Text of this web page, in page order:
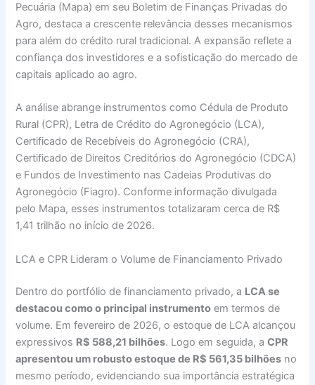
Pecuária (Mapa) em seu Boletim de Finanças Privadas do
Agro, destaca a crescente relevância desses mecanismos
para além do crédito rural tradicional. A expansão reflete a
confiança dos investidores e a sofisticação do mercado de
capitais aplicado ao agro.
A análise abrange instrumentos como Cédula de Produto
Rural (CPR), Letra de Crédito do Agronegócio (LCA),
Certificado de Recebíveis do Agronegócio (CRA),
Certificado de Direitos Creditórios do Agronegócio (CDCA)
e Fundos de Investimento nas Cadeias Produtivas do
Agronegócio (Fiagro). Conforme informação divulgada
pelo Mapa, esses instrumentos totalizaram cerca de R$
1,41 trilhão no início de 2026.
LCA e CPR Lideram o Volume de Financiamento Privado
Dentro do portfólio de financiamento privado, a LCA se
destacou como o principal instrumento em termos de
volume. Em fevereiro de 2026, o estoque de LCA alcançou
expressivos R$ 588,21 bilhões. Logo em seguida, aCPR
apresentou um robusto estoque de R$ 561,35 bilhões no
mesmo período, evidenciando sua importância estratégica